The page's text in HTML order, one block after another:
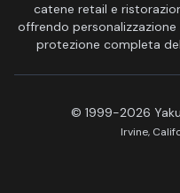
catene retail e
offrendo
protezione completa
© 1999-2026
Irvine,